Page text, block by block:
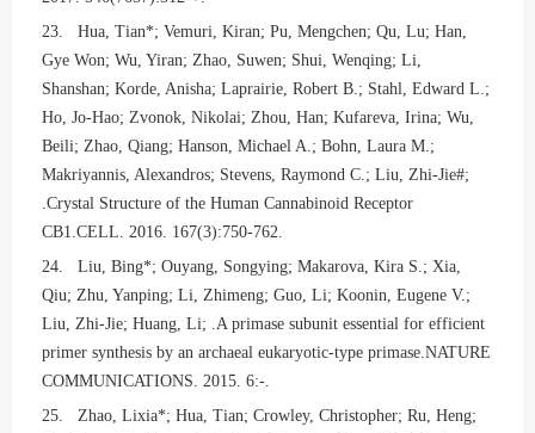
23. Hua, Tian*; Vemuri, Kiran; Pu, Mengchen; Qu, Lu; Han,
Gye Won; Wu, Yiran; Zhao, Suwen; Shui, Wenqing; Li,
Shanshan; Korde, Anisha; Laprairie, Robert B.; Stahl, Edward L.;
Ho, Jo-Hao; Zvonok, Nikolai; Zhou, Han; Kufareva, Irina; Wu,
Beili; Zhao, Qiang; Hanson, Michael A.; Bohn, Laura M.;
Makriyannis, Alexandros; Stevens, Raymond C.; Liu, Zhi-Jie#;
.Crystal Structure of the Human Cannabinoid Receptor
CB1.CELL. 2016. 167(3):750-762.
24. Liu, Bing*; Ouyang, Songying; Makarova, Kira S.; Xia,
Qiu; Zhu, Yanping; Li, Zhimeng; Guo, Li; Koonin, Eugene V.;
Liu, Zhi-Jie; Huang, Li; .A primase subunit essential for efficient
primer synthesis by an archaeal eukaryotic-type primase.NATURE
COMMUNICATIONS. 2015. 6:-.
25. Zhao, Lixia*; Hua, Tian; Crowley, Christopher; Ru, Heng;